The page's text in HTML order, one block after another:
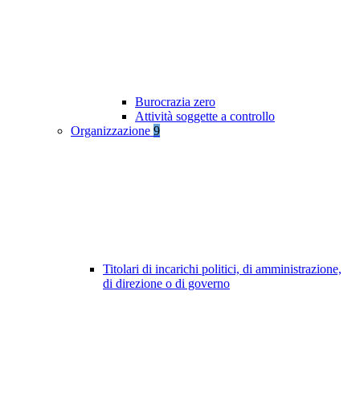
Burocrazia zero
Attività soggette a controllo
Organizzazione 9
Titolari di incarichi politici, di amministrazione,
di direzione o di governo